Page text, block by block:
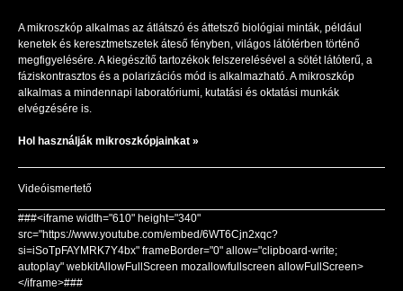
A mikroszkóp alkalmas az átlátszó és áttetsző biológiai minták, például
kenetek és keresztmetszetek áteső fényben, világos látótérben történő
megfigyelésére. A kiegészítő tartozékok felszerelésével a sötét látóterű, a
fáziskontrasztos és a polarizációs mód is alkalmazható. A mikroszkóp
alkalmas a mindennapi laboratóriumi, kutatási és oktatási munkák
elvégzésére is.
Hol használják mikroszkópjainkat »
Videóismertető
###<iframe width="610" height="340"
src="https://www.youtube.com/embed/6WT6Cjn2xqc?
si=iSoTpFAYMRK7Y4bx" frameBorder="0" allow="clipboard-write;
autoplay" webkitAllowFullScreen mozallowfullscreen allowFullScreen>
</iframe>###